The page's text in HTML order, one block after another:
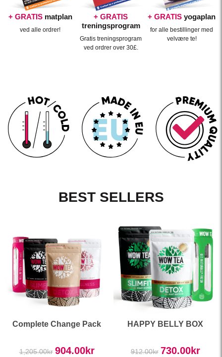
+ GRATISmatplan
ved alle ordrer!
+ GRATIS
treningsprogram
Gratis treningsprogram
ved ordrer over 30£.
+ GRATIS yogaplan
for alle bestillinger med
velvære te!
BEST SELLERS
Complete Change Pack
1,205.00kr 904.00kr
HAPPY BELLY BOX
912.00kr 730.00kr